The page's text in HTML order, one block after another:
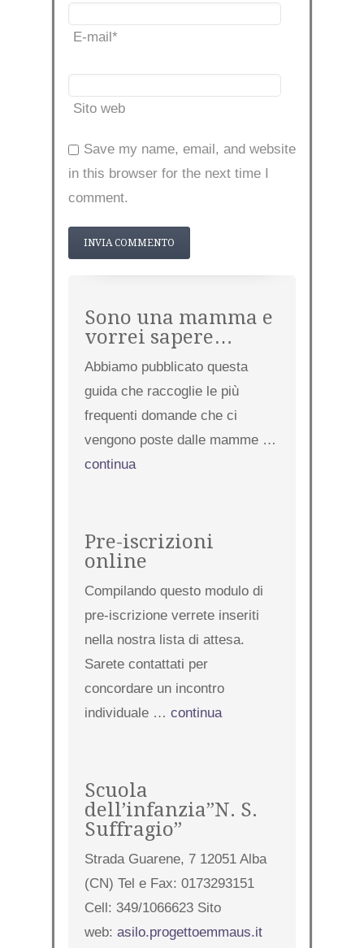
E-mail*
Sito web
Save my name, email, and website
in this browser for the next time I
comment.
Sono una mamma e
vorrei sapere…
Abbiamo pubblicato questa
guida che raccoglie le più
frequenti domande che ci
vengono poste dalle mamme …
continua
Pre-iscrizioni
online
Compilando questo modulo di
pre-iscrizione verrete inseriti
nella nostra lista di attesa.
Sarete contattati per
concordare un incontro
individuale … continua
Scuola
dell’infanzia”N. S.
Suffragio”
Strada Guarene, 7 12051 Alba
(CN) Tel e Fax: 0173293151
Cell: 349/1066623 Sito
web: asilo.progettoemmaus.it